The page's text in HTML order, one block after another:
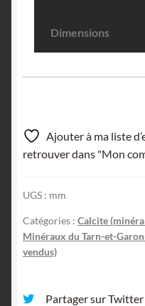
Dimensions
Ajouter à ma liste
retrouver dans "Mon
UGS : mm
Catégories : Calcite
Minéraux du Tarn-et-
vendus)
Partager sur Twitter